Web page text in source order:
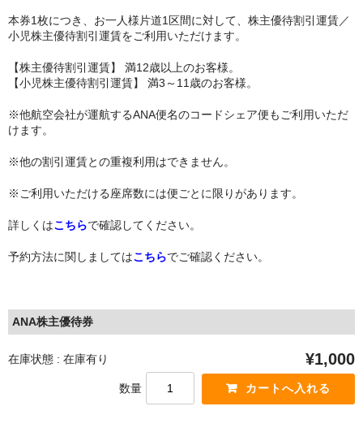
本券1枚につき、お一人様片道1区間に対して、株主優待割引運賃／
小児株主優待割引運賃をご利用いただけます。
【株主優待割引運賃】 満12歳以上のお客様。
【小児株主優待割引運賃】 満3～11歳のお客様。
※他航空会社が運航するANA便名のコードシェア便もご利用いただ
けます。
※他の割引運賃との重複利用はできません。
※ご利用いただける座席数には便ごとに限りがあります。
詳しくはこちらで確認してください。
予約方法に関しましてはこちらでご確認ください。
ANA株主優待券
在庫状態 : 在庫有り ¥1,000
数量